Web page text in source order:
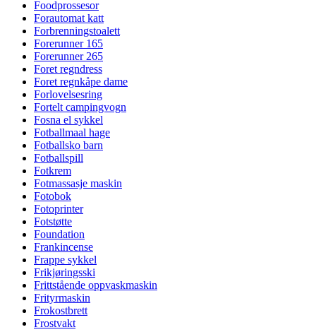
Foodprossesor
Forautomat katt
Forbrenningstoalett
Forerunner 165
Forerunner 265
Foret regndress
Foret regnkåpe dame
Forlovelsesring
Fortelt campingvogn
Fosna el sykkel
Fotballmaal hage
Fotballsko barn
Fotballspill
Fotkrem
Fotmassasje maskin
Fotobok
Fotoprinter
Fotstøtte
Foundation
Frankincense
Frappe sykkel
Frikjøringsski
Frittstående oppvaskmaskin
Frityrmaskin
Frokostbrett
Frostvakt